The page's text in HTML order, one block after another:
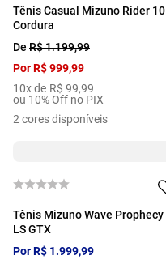
Tênis Casual Mizuno Rider 10
Cordura
De R$1.199,99
PorR$999,99
10x de R$ 99,99
ou 10% Off no PIX
2cores disponíveis
Tênis Mizuno Wave Prophecy
LS GTX
PorR$ 1.999,99